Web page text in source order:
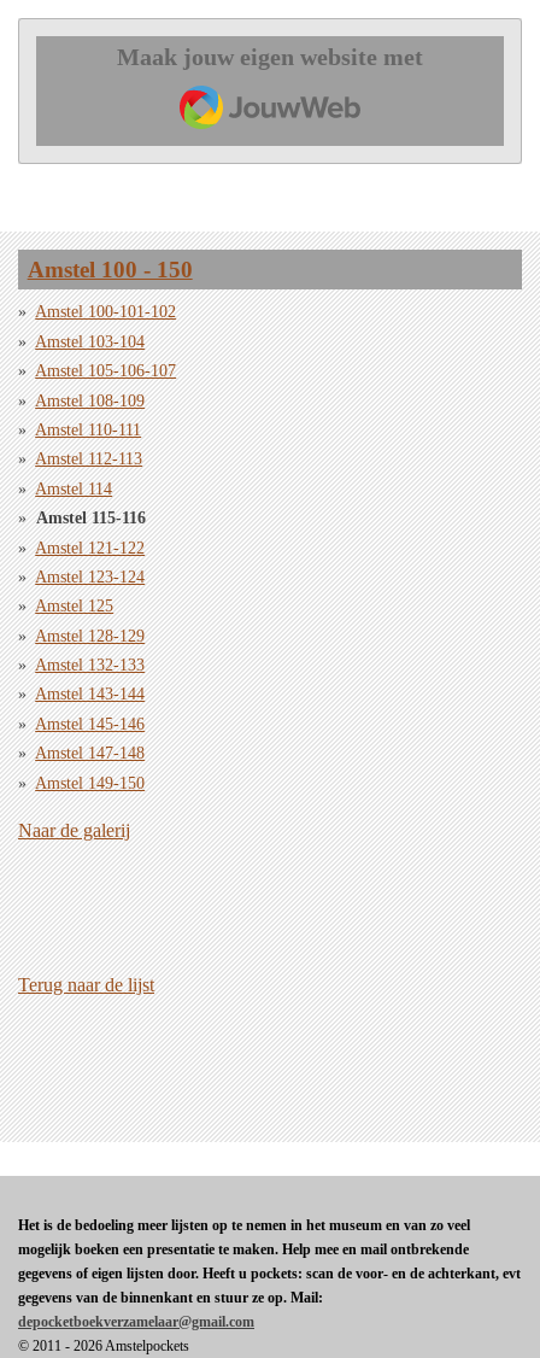
Maak jouw eigen website met
JouwWeb
Amstel 100 - 150
Amstel 100-101-102
Amstel 103-104
Amstel 105-106-107
Amstel 108-109
Amstel 110-111
Amstel 112-113
Amstel 114
Amstel 115-116
Amstel 121-122
Amstel 123-124
Amstel 125
Amstel 128-129
Amstel 132-133
Amstel 143-144
Amstel 145-146
Amstel 147-148
Amstel 149-150
Naar de galerij
Terug naar de lijst
Het is de bedoeling meer lijsten op te nemen in het museum en van zo veel
mogelijk boeken een presentatie te maken. Help mee en mail ontbrekende
gegevens of eigen lijsten door. Heeft u pockets: scan de voor- en de achterkant, evt
gegevens van de binnenkant en stuur ze op. Mail:
depocketboekverzamelaar@gmail.com
© 2011 - 2026 Amstelpockets